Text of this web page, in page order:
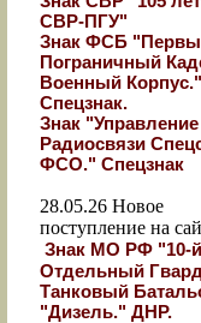
СВР-ПГУ"
Знак ФСБ
Пограничный
Военный Корпус."
Спецзнак.
Знак "Управление
Радиосвязи
ФСО." Спецзнак
28.05.26 Новое
поступление на
Знак МО РФ "10-й
Отдельный
Танковый
"Дизель." ДНР.